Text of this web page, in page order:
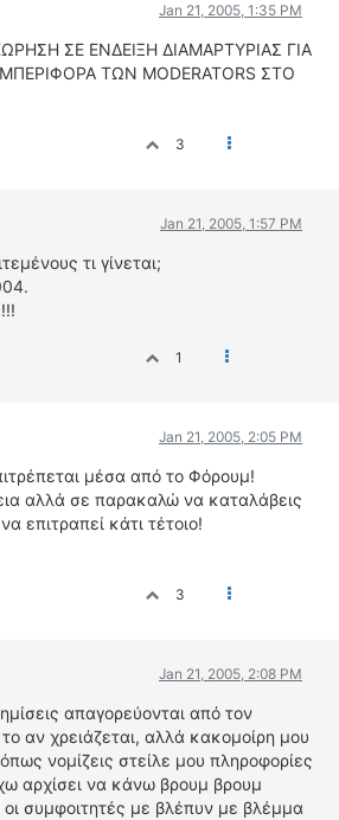
Jan 21, 2005, 1:35 PM
ΣΕ ΕΝΔΕΙΞΗ ΔΙΑΜΑΡΤΥΡΙΑΣ ΓΙΑ
ΤΩΝ MODERATORS ΣΤΟ
3
Jan 21, 2005, 1:57 PM
τι γίνεται;
1
Jan 21, 2005, 2:05 PM
μέσα από το Φόρουμ!
αλλά σε παρακαλώ να καταλάβεις
επιτραπεί κάτι τέτοιο!
3
Jan 21, 2005, 2:08 PM
απαγορεύονται από τον
αν χρειάζεται, αλλά κακομοίρη μου
νομίζεις στείλε μου πληροφορίες
αρχίσει να κάνω βρουμ βρουμ
οι συμφοιτητές με βλέπυν με βλέμμα